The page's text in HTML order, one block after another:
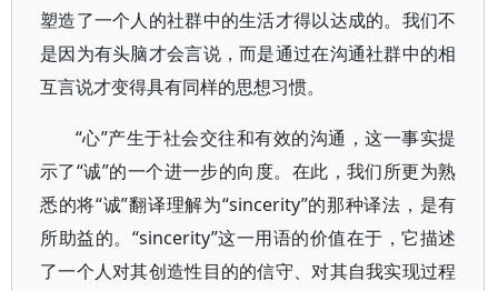
塑造了一个人的社群中的生活才得以达成的。我们不
是因为有头脑才会言说，而是通过在沟通社群中的相
互言说才变得具有同样的思想习惯。
“心”产生于社会交往和有效的沟通，这一事实提
示了“诚”的一个进一步的向度。在此，我们所更为熟
悉的将“诚”翻译理解为“sincerity”的那种译法，是有
所助益的。“sincerity”这一用语的价值在于，它描述
了一个人对其创造性目的的信守、对其自我实现过程